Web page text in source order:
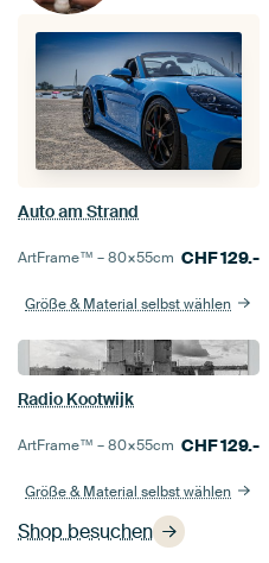
Shop besuchen
Auto am Strand
ArtFrame™ –80×55cm CHF129.-
Größe & Material selbst wählen
Radio Kootwijk
ArtFrame™ –80×55cm CHF129.-
Größe & Material selbst wählen